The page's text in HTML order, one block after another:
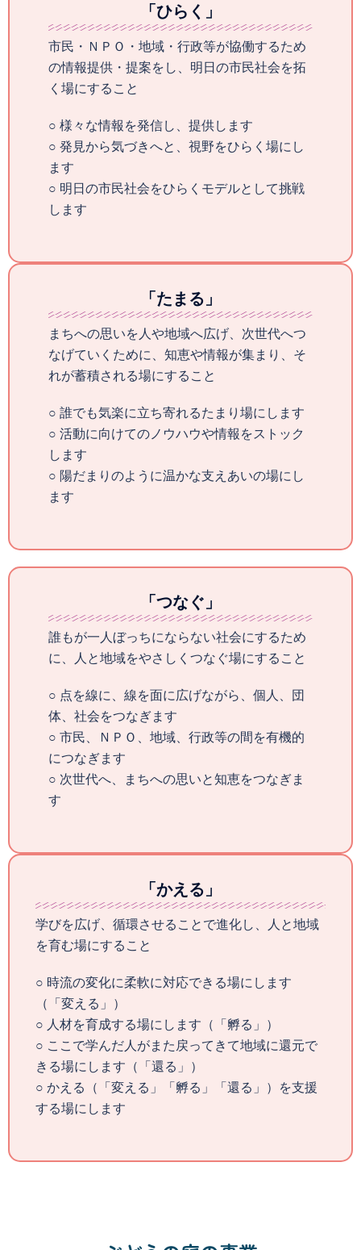
「ひらく」
市民・ＮＰＯ・地域・行政等が協働するため
の情報提供・提案をし、明日の市民社会を拓
く場にすること
○ 様々な情報を発信し、提供します
○ 発見から気づきへと、視野をひらく場にし
ます
○ 明日の市民社会をひらくモデルとして挑戦
します
「たまる」
まちへの思いを人や地域へ広げ、次世代へつ
なげていくために、知恵や情報が集まり、そ
れが蓄積される場にすること
○ 誰でも気楽に立ち寄れるたまり場にします
○ 活動に向けてのノウハウや情報をストック
します
○ 陽だまりのように温かな支えあいの場にし
ます
「つなぐ」
誰もが一人ぼっちにならない社会にするため
に、人と地域をやさしくつなぐ場にすること
○ 点を線に、線を面に広げながら、個人、団
体、社会をつなぎます
○ 市民、ＮＰＯ、地域、行政等の間を有機的
につなぎます
○ 次世代へ、まちへの思いと知恵をつなぎま
す
「かえる」
学びを広げ、循環させることで進化し、人と地域
を育む場にすること
○ 時流の変化に柔軟に対応できる場にします
（「変える」）
○ 人材を育成する場にします（「孵る」）
○ ここで学んだ人がまた戻ってきて地域に還元で
きる場にします（「還る」）
○ かえる（「変える」「孵る」「還る」）を支援
する場にします